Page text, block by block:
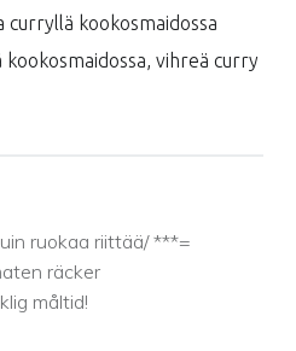
curryllä kookosmaidossa
vihreä curry
ruokaa riittää/ ***=
räcker
måltid!